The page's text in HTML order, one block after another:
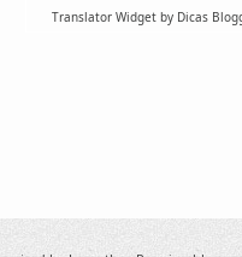
Translator Widget by Dicas